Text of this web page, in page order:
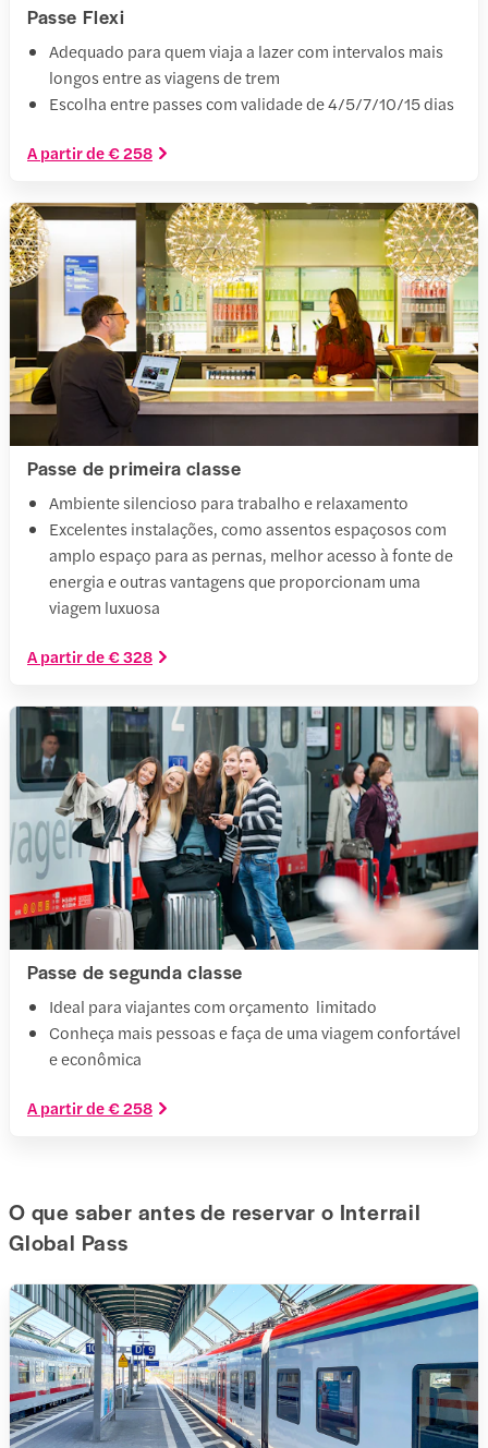
Passe Flexi
Adequado para quem viaja a lazer com intervalos mais
longos entre as viagens de trem
Escolha entre passes com validade de 4/5/7/10/15 dias
A partir de € 258
Passe de primeira classe
Ambiente silencioso para trabalho e relaxamento
Excelentes instalações, como assentos espaçosos com
amplo espaço para as pernas, melhor acesso à fonte de
energia e outras vantagens que proporcionam uma
viagem luxuosa
A partir de € 328
Passe de segunda classe
Ideal para viajantes com orçamento limitado
Conheça mais pessoas e faça de uma viagem confortável
e econômica
A partir de € 258
O que saber antes de reservar o Interrail
Global Pass